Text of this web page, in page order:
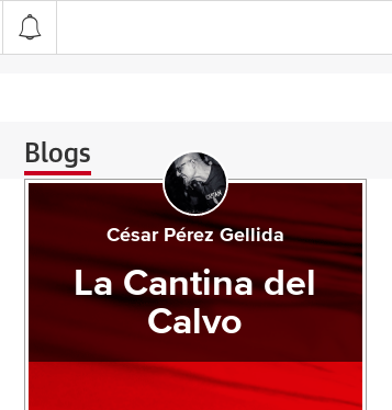
Blogs
César Pérez Gellida
La Cantina del
Calvo